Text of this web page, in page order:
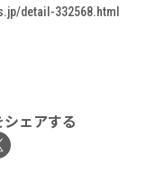
detail-332568.html
シェアする